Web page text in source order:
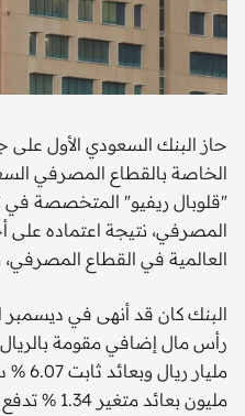
حاز البنك السعودي الأول على
"قلوبال ريفيو" المتخصصة في
المصرفي، نتيجة اعتماده على
العالمية في القطاع المصرفي،
البنك كان قد أنهى في
مليون